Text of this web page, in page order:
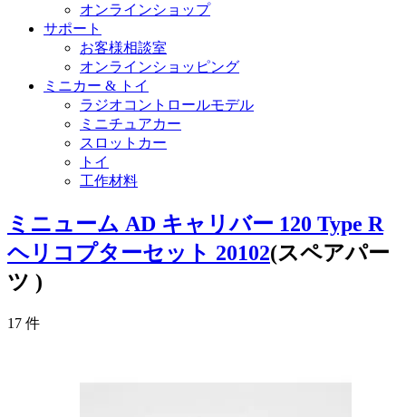
オンラインショップ
サポート
お客様相談室
オンラインショッピング
ミニカー & トイ
ラジオコントロールモデル
ミニチュアカー
スロットカー
トイ
工作材料
ミニューム AD キャリバー 120 Type R
ヘリコプターセット 20102(スペアパー
ツ )
17 件